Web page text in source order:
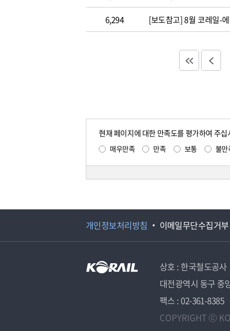
6,294 [보도참고] 8월 코레일-
현재 페이지에 대한 만족도를 평가하여 주십
매우만족 만족 보통 불만
개인정보처리방침 이메일무단수집거부
상호 : 한국철도공사
대전광역시 동구 중
팩스 : 02-361-8385
COPYRIGHT ⓒ